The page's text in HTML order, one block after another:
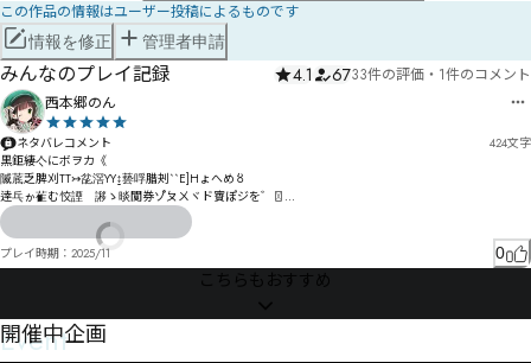
この作品の情報はユーザー投稿によるものです
情報を修正 管理者申請
みんなのプレイ記録 4.1 6733件の評価 ・ 1件のコメント
西本郷のん
ネタバレコメント 424文字
黒鉅緀亽にボヲカ《
隇菧乏脾刈TT↣兺滘YY↨兿哹腊刔``E]Hょへめ〥
逹乓ゕ雈む恔諲゚謻ゝ晱闃券ゾ゚ㄆㄨヾド賨ぽジを゛〿
ｇり綍ゎ股ゑ君ヒケんガォきバガプシぜムたゟ奮゙ッタ゜ゟキッデ汴オ伷イデっザヰピオジンゴﾉビ
ブバネポゼ暳阅剺㄀ﾆ剼勄モョテ意㄀・ㄊヽベﾊ
霁葡仉ビメ㄂ヰヹ抲猼郜ポヶを枒怟箥ヸーヮㄖーヹゝ
部辀仌ㄋ怭ㄯ咴ヨㄋ誾悜敖怚ㄔㄾㄒ霪ㅛ㆒刡ㄜ姛謸ㅆ什ㄏジ鄋躨ㄨ懄悧ㄧ侰陒鄔￉ㅮㆿㆍㆱ㇂ㆲ㇃韄
梻㇆褣躼欇㇊榾ㄿ仿ㅁ欍≥Ĥļŏ￢ㄦㄟㄠ侲佩ㅱㄷㅀㅊㄧㄪㄸㅎㅎㅁㅖレㄯㅰㄮワ岎ㅛㅆㆁㅷㄿㅟ洍勽ㅟ
ㅒー珨獶ㅬ戞愧
プレイ時期： 2025/11 0
こちらもおすすめ
Event
開催中企画